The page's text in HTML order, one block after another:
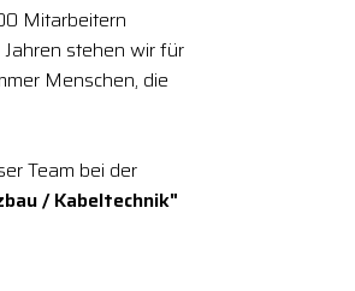
Mitarbeitern
stehen wir für
Menschen, die
Team bei der
/ Kabeltechnik"